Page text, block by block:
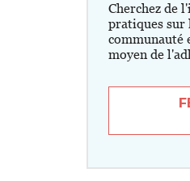
Cherchez de
pratiques sur
communauté
moyen de